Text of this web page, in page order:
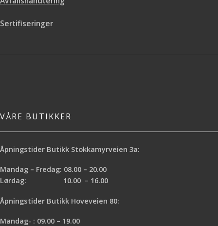
Sertifiseringer
VÅRE BUTIKKER
Åpningstider Butikk Stokkamyrveien 3a:
Mandag – Fredag: 08.00 – 20.00
Lørdag: 10.00 – 16.00
Åpningstider Butikk Hoveveien 80:
Mandag- : 09.00 – 19.00